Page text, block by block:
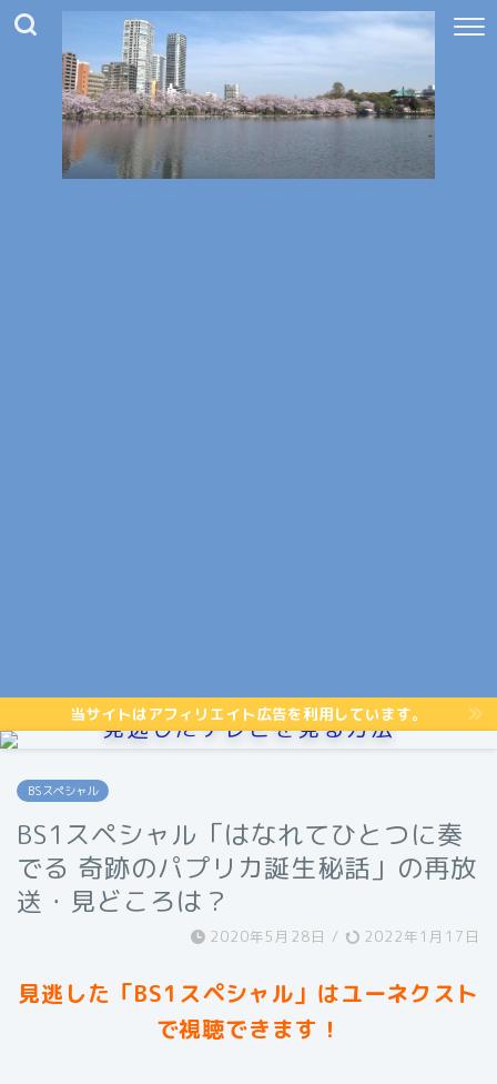
当サイトはアフィリエイト広告を利用しています。
見逃したテレビを見る方法
BSスペシャル
BS1スペシャル「はなれてひとつに奏
でる 奇跡のパプリカ誕生秘話」の再放
送・見どころは？
2020年5月28日 / 2022年1月17日
見逃した「BS1スペシャル」はユーネクスト
で視聴できます！